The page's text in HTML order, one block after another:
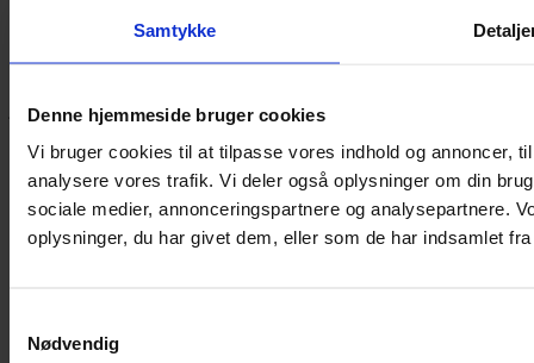
Samtykke
Denne hjemmeside bruger cookies
Vi bruger cookies til at tilpasse vores indhold og annoncer,
analysere vores trafik. Vi deler også oplysninger om din
sociale medier, annonceringspartnere og analysepartnere.
oplysninger, du har givet dem, eller som de har indsamlet
Nødvendig
Hvis du bøvler med noget eller ønsker ny inspiration, så skriv til
jeg dig på vej.
Vestergade 12 6270, Tønder
60 51 96 50
post@yarneverywear.dk
CVR 43041649
Facebook-f
Instagram
Handelsbetingelser